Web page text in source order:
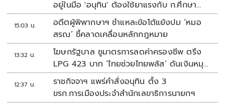
อยู่ในมือ 'อนุทิน' ต้องใช้ยาแรงกับ ก.ศึกษา
เรื่องปืนแค่ปลายเหตุ
15:03 น.
อดีตผู้พิพากษาฯ ชำแหละข้อโต้แย้งปม ‘หมอ
สรณ’ ชี้คลาดเคลื่อนหลักกฎหมาย
13:32 น.
โฆษกรัฐบาล ชูมาตรการลดค่าครองชีพ ตรึง
LPG 423 บาท ‘ไทยช่วยไทยพลัส’ ดันเงินหมุน
แสนล้าน
12:37 น.
ราชกิจจาฯ แพร่คำสั่งอนุทิน ตั้ง 3
ขรก.การเมืองประจำสำนักเลขาธิการนายกฯ